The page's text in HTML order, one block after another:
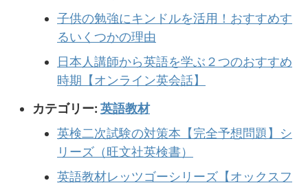
子供の勉強にキンドルを活用！おすすめす
るいくつかの理由
日本人講師から英語を学ぶ２つのおすすめ
時期【オンライン英会話】
カテゴリー: 英語教材
英検二次試験の対策本【完全予想問題】シ
リーズ（旺文社英検書）
英語教材レッツゴーシリーズ【オックスフ